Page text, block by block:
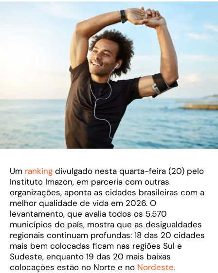
Um ranking divulgado nesta quarta-feira (20) pelo
Instituto Imazon, em parceria com outras
organizações, aponta as cidades brasileiras com a
melhor qualidade de vida em 2026. O
levantamento, que avalia todos os 5.570
municípios do país, mostra que as desigualdades
regionais continuam profundas: 18 das 20 cidades
mais bem colocadas ficam nas regiões Sul e
Sudeste, enquanto 19 das 20 mais baixas
colocações estão no Norte e no Nordeste.